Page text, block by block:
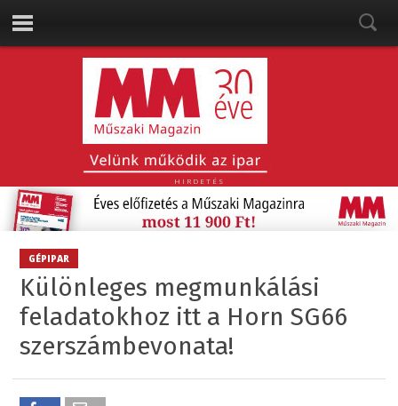
HIRDETÉS
GÉPIPAR
Különleges megmunkálási
feladatokhoz itt a Horn SG66
szerszámbevonata!